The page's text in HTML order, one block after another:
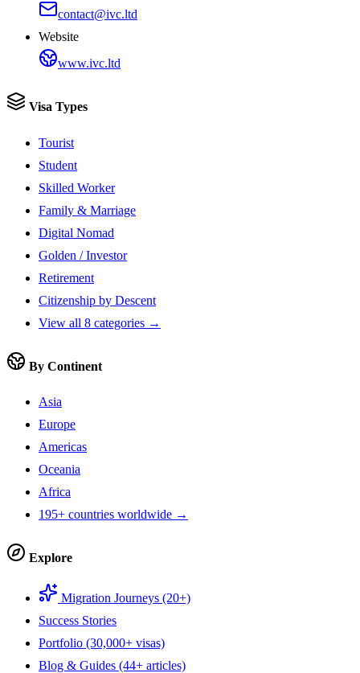
contact@ivc.ltd
Website
www.ivc.ltd
Visa Types
Tourist
Student
Skilled Worker
Family & Marriage
Digital Nomad
Golden / Investor
Retirement
Citizenship by Descent
View all 8 categories →
By Continent
Asia
Europe
Americas
Oceania
Africa
195+ countries worldwide →
Explore
Migration Journeys (20+)
Success Stories
Portfolio (30,000+ visas)
Blog & Guides (44+ articles)